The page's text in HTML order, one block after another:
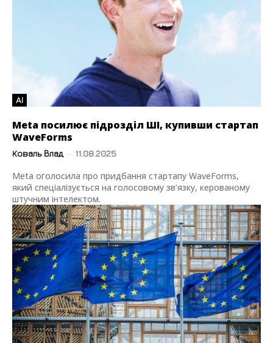
AI
Meta посилює підрозділ ШІ, купивши стартап
WaveForms
Коваль Влад - 11.08.2025
Meta оголосила про придбання стартапу WaveForms,
який спеціалізується на голосовому зв’язку, керованому
штучним інтелектом.